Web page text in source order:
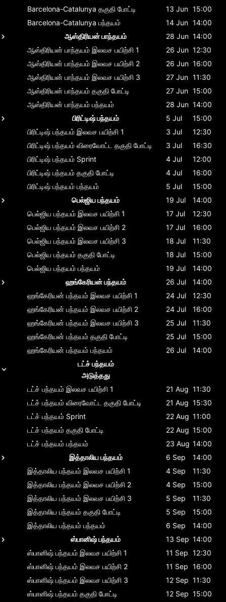
Barcelona-Catalunya தகுதி போட்டி 13 Jun 15:00
Barcelona-Catalunya பந்தயம் 14 Jun 14:00
ஆஸ்திரியன் பாந்தயம்
28 Jun 14:00
ஆஸ்திரியன் பாந்தயம் இலவச பயிற்சி 1 26 Jun 12:30
ஆஸ்திரியன் பாந்தயம் இலவச பயிற்சி 2 26 Jun 16:00
ஆஸ்திரியன் பாந்தயம் இலவச பயிற்சி 3 27 Jun 11:30
ஆஸ்திரியன் பாந்தயம் தகுதி போட்டி 27 Jun 15:00
ஆஸ்திரியன் பாந்தயம் பந்தயம் 28 Jun 14:00
பிரிட்டிஷ் பந்தயம்
5 Jul
15:00
பிரிட்டிஷ் பந்தயம் இலவச பயிற்சி 1 3 Jul
12:30
பிரிட்டிஷ் பந்தயம் விரைவோட்ட தகுதி போட்டி 3 Jul
16:30
பிரிட்டிஷ் பந்தயம் Sprint 4 Jul
12:00
பிரிட்டிஷ் பந்தயம் தகுதி போட்டி 4 Jul
16:00
பிரிட்டிஷ் பந்தயம் பந்தயம் 5 Jul
15:00
பெல்ஜிய பந்தயம்
19 Jul
14:00
பெல்ஜிய பந்தயம் இலவச பயிற்சி 1 17 Jul
12:30
பெல்ஜிய பந்தயம் இலவச பயிற்சி 2 17 Jul
16:00
பெல்ஜிய பந்தயம் இலவச பயிற்சி 3 18 Jul
11:30
பெல்ஜிய பந்தயம் தகுதி போட்டி 18 Jul
15:00
பெல்ஜிய பந்தயம் பந்தயம் 19 Jul
14:00
ஹங்கேரியன் பந்தயம்
26 Jul
14:00
ஹங்கேரியன் பந்தயம் இலவச பயிற்சி 1 24 Jul
12:30
ஹங்கேரியன் பந்தயம் இலவச பயிற்சி 2 24 Jul
16:00
ஹங்கேரியன் பந்தயம் இலவச பயிற்சி 3 25 Jul
11:30
ஹங்கேரியன் பந்தயம் தகுதி போட்டி 25 Jul
15:00
ஹங்கேரியன் பந்தயம் பந்தயம் 26 Jul
14:00
டட்ச் பந்தயம்
அடுத்தது
டட்ச் பந்தயம் இலவச பயிற்சி 1 21 Aug 11:30
டட்ச் பந்தயம் விரைவோட்ட தகுதி போட்டி 21 Aug 15:30
டட்ச் பந்தயம் Sprint 22 Aug 11:00
டட்ச் பந்தயம் தகுதி போட்டி 22 Aug 15:00
டட்ச் பந்தயம் பந்தயம் 23 Aug 14:00
இத்தாலிய பந்தயம்
6 Sep
14:00
இத்தாலிய பந்தயம் இலவச பயிற்சி 1 4 Sep
11:30
இத்தாலிய பந்தயம் இலவச பயிற்சி 2 4 Sep
15:00
இத்தாலிய பந்தயம் இலவச பயிற்சி 3 5 Sep
11:30
இத்தாலிய பந்தயம் தகுதி போட்டி 5 Sep
15:00
இத்தாலிய பந்தயம் பந்தயம் 6 Sep
14:00
ஸ்பானிஷ் பந்தயம்
13 Sep 14:00
ஸ்பானிஷ் பந்தயம் இலவச பயிற்சி 1 11 Sep 12:30
ஸ்பானிஷ் பந்தயம் இலவச பயிற்சி 2 11 Sep 16:00
ஸ்பானிஷ் பந்தயம் இலவச பயிற்சி 3 12 Sep 11:30
ஸ்பானிஷ் பந்தயம் தகுதி போட்டி 12 Sep 15:00